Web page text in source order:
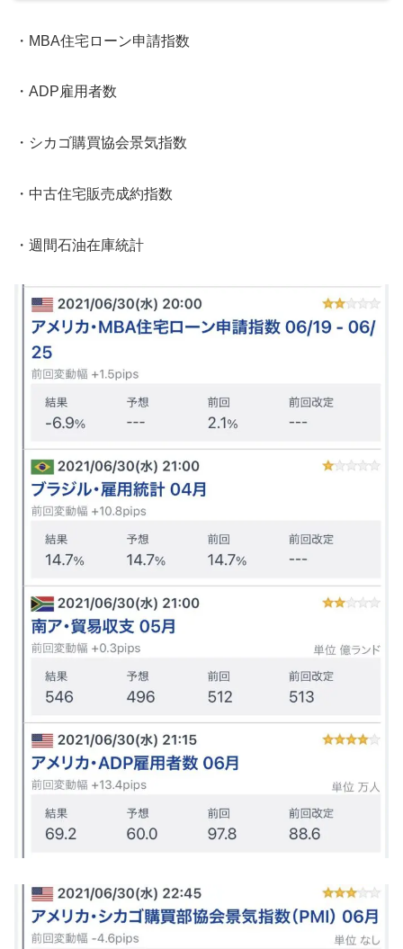
・MBA住宅ローン申請指数
・ADP雇用者数
・シカゴ購買協会景気指数
・中古住宅販売成約指数
・週間石油在庫統計